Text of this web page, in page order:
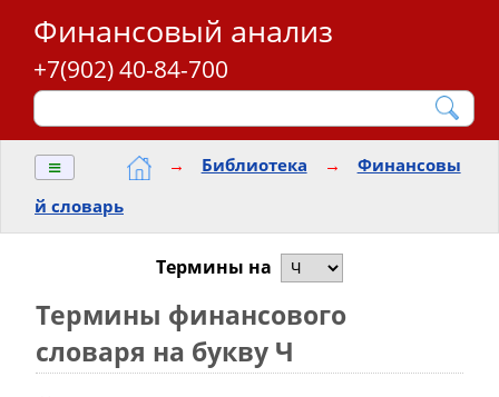
Финансовый анализ
+7(902) 40-84-700
≡ → Библиотека →
Финансовы
й словарь
Термины на
Термины финансового
словаря на букву Ч